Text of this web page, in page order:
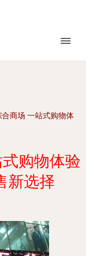
商场 一站式购物体
购物体验
新选择